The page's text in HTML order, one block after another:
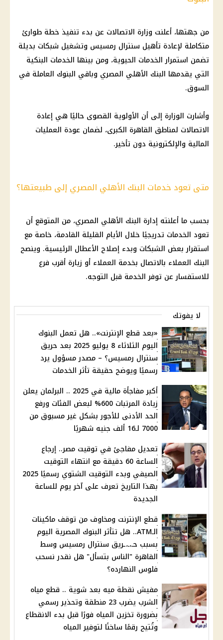
من جهتها، أعلنت وزارة الاتصالات عن بدء تنفيذ خطة طوارئ
متكاملة لإعادة تأهيل سنترال رمسيس وتشغيل شبكات بديلة
تضمن استمرار الخدمات الحيوية، ومن بينها الخدمات البنكية
التي يقدمها البنك الأهلي المصري وباقي البنوك العاملة في
السوق.
وأشارت الوزارة إلى أن الأولوية القصوى حاليًا هي إعادة
الاتصالات لمناطق القاهرة الكبرى، لضمان عودة العمليات
المالية والإلكترونية دون تأخير.
متى تعود خدمات البنك الأهلي المصري إلى طبيعتها؟
بحسب ما أعلنته إدارة البنك الأهلي المصري، من المتوقع أن
تعود الخدمات تدريجيًا خلال الأيام القليلة القادمة، خاصة مع
استقرار بعض الشبكات وبدء إصلاح الأعطال الرئيسية. وينصح
البنك العملاء بالاتصال بخدمة العملاء أو زيارة أقرب فرع
للاستفسار عن توفر الخدمة قبل التوجه.
لا يفوتك
«بعد قطع الإنترنت».. هل تعمل البنوك
اليوم الثلاثاء 8 يوليو 2025 بعد حريق
سنترال رمسيس؟ – مصدر مسؤول يرد
رسميًا ويوضح حقيقة تأثر الخدمات
أكبر مفاجأة مالية في 2025 .. البرلمان يعلن
زيادة المرتبات 600% لبعض الفئات ورفع
الحد الأدنى للأجور بشكل غير مسبوق من
7000 لـ16 ألف جنيه شهريًا
تعديل مفاجئ في توقيت مصر.. إرجاع
الساعة 60 دقيقة مع انتهاء التوقيت
الصيفي وبدء التوقيت الشتوي رسميًا 2025
بهذا التاريخ تعرف على آخر يوم للساعة
الجديدة
قطع الإنترنت ومخاوف من توقف ماكينات
الـATM.. هل تتأثر البنوك المصرية اليوم
بسبب حـ،ـ،ـريق سنترال رمسيس وسط
القاهرة "الناس بتسأل" هل نقدر نسحب
فلوس النهارده؟
مفيش نقطة ميه بعد شوية .. قطع مياه
الشرب يضرب 23 منطقة وتحذير رسمي
بضرورة تخزين المياه فورًا قبل بدء الانقطاع
وتُتيح رقمًا ساخنًا لتوفير المياه